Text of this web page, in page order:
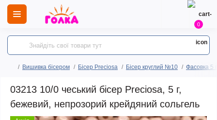
0
Вишивка бісером Бісер Preciosa Бісер круглий №10 Фасовка 5
03213 10/0 чеський бісер Preciosa, 5 г,
бежевий, непрозорий крейдяний сольгель